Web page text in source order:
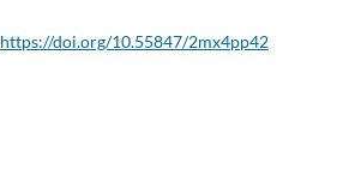
https://doi.org/10.55847/2mx4pp42